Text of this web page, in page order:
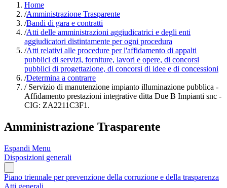
Home
/Amministrazione Trasparente
/Bandi di gara e contratti
/Atti delle amministrazioni aggiudicatrici e degli enti
aggiudicatori distintamente per ogni procedura
/Atti relativi alle procedure per l'affidamento di appalti
pubblici di servizi, forniture, lavori e opere, di concorsi
pubblici di progettazione, di concorsi di idee e di concessioni
/Determina a contrarre
/Servizio di manutenzione impianto illuminazione pubblica -
Affidamento prestazioni integrative ditta Due B Impianti snc -
CIG: ZA2211C3F1.
Amministrazione Trasparente
Espandi Menu
Disposizioni generali
Piano triennale per prevenzione della corruzione e della trasparenza
Atti generali